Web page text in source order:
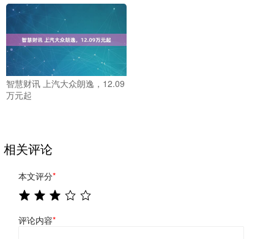
智慧财讯 上汽大众朗逸，12.09
万元起
相关评论
本文评分*
评论内容*